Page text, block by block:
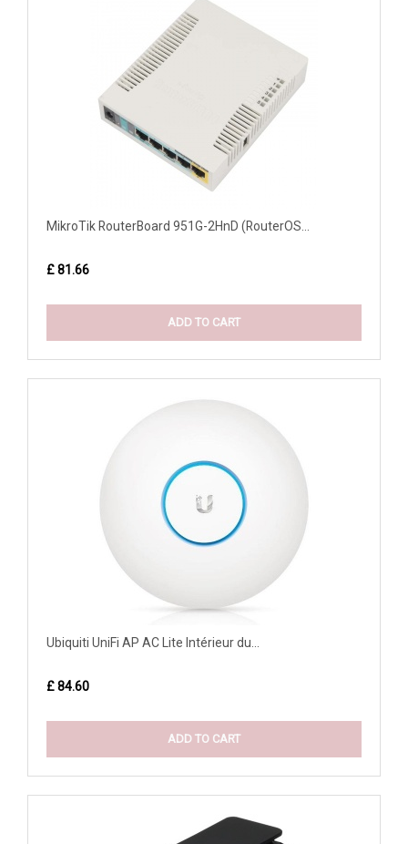
MikroTik RouterBoard 951G-2HnD (RouterOS...
£ 81.66
ADD TO CART
Ubiquiti UniFi AP AC Lite Intérieur du...
£ 84.60
ADD TO CART